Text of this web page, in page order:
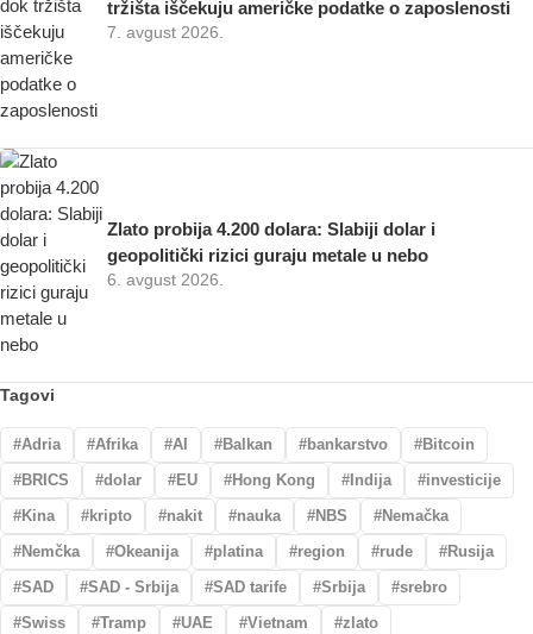
tržišta iščekuju američke podatke o zaposlenosti
7. avgust 2026.
Zlato probija 4.200 dolara: Slabiji dolar i
geopolitički rizici guraju metale u nebo
6. avgust 2026.
Tagovi
Adria Afrika AI Balkan bankarstvo
Bitcoin
BRICS
dolar EU Hong Kong Indija
investicije
Kina
kripto nakit nauka NBS
Nemačka
Nemčka
Okeanija platina region rude
Rusija
SAD
SAD - Srbija SAD tarife Srbija
srebro
Swiss
Tramp UAE Vietnam zlato